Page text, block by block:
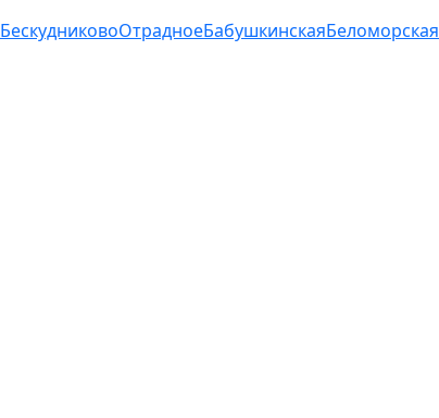
БескудниковоОтрадноеБабушкинскаяБеломорская